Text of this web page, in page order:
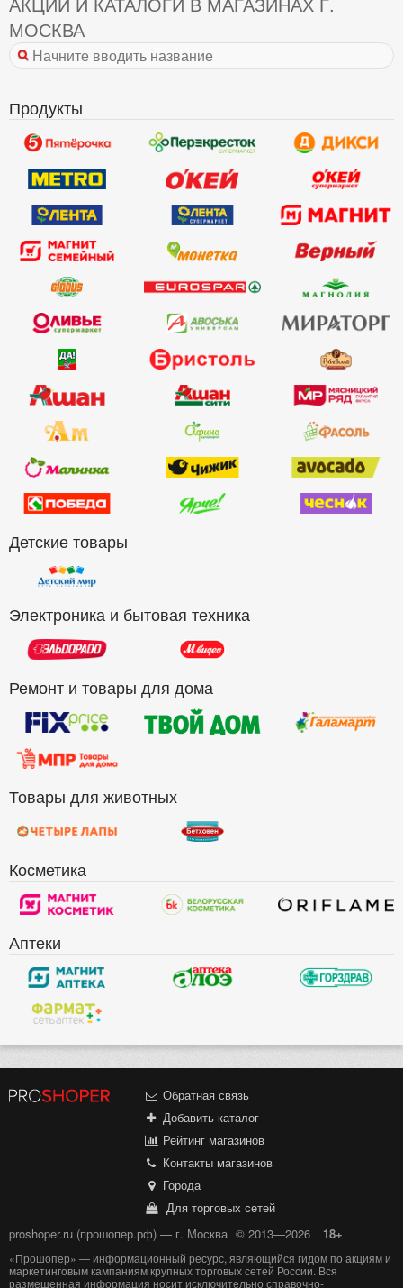
МОСКВА
Продукты
Детские товары
Электроника и бытовая техника
Ремонт и товары для дома
Товары для животных
Косметика
Аптеки
Обратная связь
Добавить каталог
Рейтинг магазинов
Контакты магазинов
Города
Для торговых сетей
proshoper.ru (прошопер.рф) — г. Москва © 2013—2026 18+
«Прошопер» — информационный ресурс, являющийся гидом по акциям и
маркетинговым кампаниям крупных торговых сетей России. Вся
размещенная информация носит исключительно справочно-